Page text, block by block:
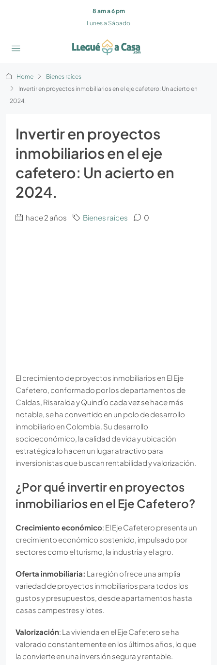
8 am a 6 pm
Lunes a Sábado
Home
Bienes raíces
Invertir en proyectos inmobiliarios en el eje cafetero: Un acierto en
2024.
Invertir en proyectos
inmobiliarios en el eje
cafetero: Un acierto en
2024.
hace 2 años Bienes raíces 0
El crecimiento de proyectos inmobiliarios en El Eje
Cafetero, conformado por los departamentos de
Caldas, Risaralda y Quindío cada vez se hace más
notable, se ha convertido en un polo de desarrollo
inmobiliario en Colombia. Su desarrollo
socioeconómico, la calidad de vida y ubicación
estratégica lo hacen un lugar atractivo para
inversionistas que buscan rentabilidad y valorización.
¿Por qué invertir en proyectos
inmobiliarios en el Eje Cafetero?
Crecimiento económico: El Eje Cafetero presenta un
crecimiento económico sostenido, impulsado por
sectores como el turismo, la industria y el agro.
Oferta inmobiliaria: La región ofrece una amplia
variedad de proyectos inmobiliarios para todos los
gustos y presupuestos, desde apartamentos hasta
casas campestres y lotes.
Valorización: La vivienda en el Eje Cafetero se ha
valorado constantemente en los últimos años, lo que
la convierte en una inversión segura y rentable.